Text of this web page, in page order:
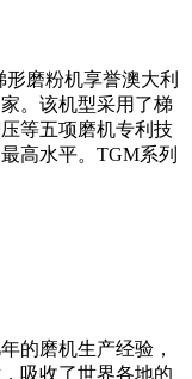
磨粉机享誉澳大利
。该机型采用了梯
等五项磨机专利技
高水平。TGM系列
的磨机生产经验，
吸收了世界各地的